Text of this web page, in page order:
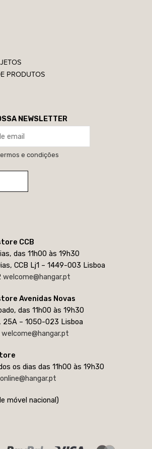
PRODUTOS
NEWSLETTER
e condições
CCB
das 11h00 às 19h30
CCB Lj1 – 1449-003 Lisboa
welcome@hangar.pt
Avenidas Novas
das 11h00 às 19h30
25A – 1050-023 Lisboa
welcome@hangar.pt
os dias das 11h00 às 19h30
online@hangar.pt
móvel nacional)